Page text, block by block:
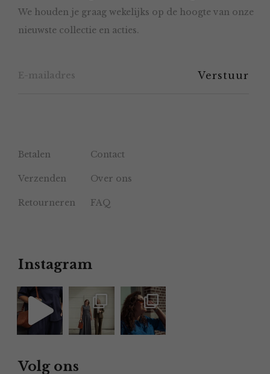
We houden je graag wekelijks op de hoogte van onze
nieuwste collectie en acties.
Betalen Contact
Verzenden Over ons
Retourneren FAQ
Instagram
Volg ons